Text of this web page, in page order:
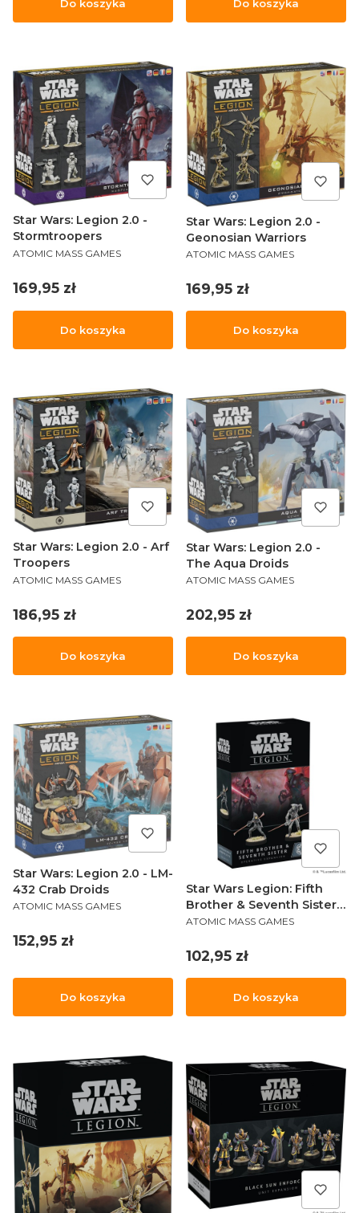
Do koszyka Do koszyka
Star Wars: Legion 2.0 -
Stormtroopers
PRODUCENT
ATOMIC MASS GAMES
Cena
169,95 zł
Do koszyka
Star Wars: Legion 2.0 -
Geonosian Warriors
PRODUCENT
ATOMIC MASS GAMES
Cena
169,95 zł
Do koszyka
Star Wars: Legion 2.0 - Arf
Troopers
PRODUCENT
ATOMIC MASS GAMES
Cena
186,95 zł
Do koszyka
Star Wars: Legion 2.0 -
The Aqua Droids
PRODUCENT
ATOMIC MASS GAMES
Cena
202,95 zł
Do koszyka
Star Wars: Legion 2.0 - LM-
432 Crab Droids
PRODUCENT
ATOMIC MASS GAMES
Cena
152,95 zł
Do koszyka
Star Wars Legion: Fifth
Brother & Seventh Sister
Operative Expansion
PRODUCENT
ATOMIC MASS GAMES
Cena
102,95 zł
Do koszyka